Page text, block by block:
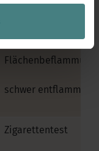
Streichholztest
SBI-Test
Flächenbeflammung
schwer entflammbar
Zigarettentest